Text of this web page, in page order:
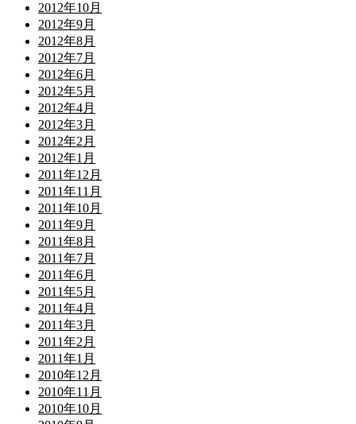
2012年10月
2012年9月
2012年8月
2012年7月
2012年6月
2012年5月
2012年4月
2012年3月
2012年2月
2012年1月
2011年12月
2011年11月
2011年10月
2011年9月
2011年8月
2011年7月
2011年6月
2011年5月
2011年4月
2011年3月
2011年2月
2011年1月
2010年12月
2010年11月
2010年10月